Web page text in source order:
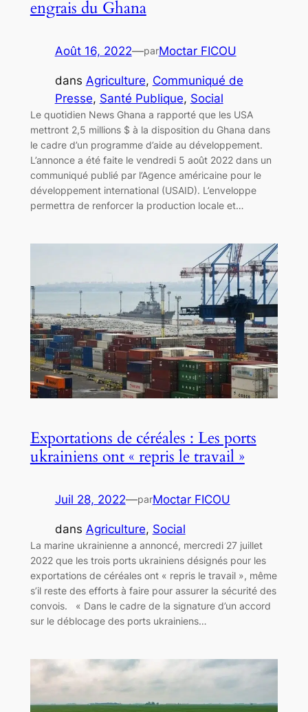
engrais du Ghana
Août 16, 2022—parMoctar FICOU
dans Agriculture, Communiqué de
Presse, Santé Publique, Social
Le quotidien News Ghana a rapporté que les USA
mettront 2,5 millions $ à la disposition du Ghana dans
le cadre d’un programme d’aide au développement.
L’annonce a été faite le vendredi 5 août 2022 dans un
communiqué publié par l’Agence américaine pour le
développement international (USAID). L’enveloppe
permettra de renforcer la production locale et…
Exportations de céréales : Les ports
ukrainiens ont « repris le travail »
Juil 28, 2022—parMoctar FICOU
dans Agriculture, Social
La marine ukrainienne a annoncé, mercredi 27 juillet
2022 que les trois ports ukrainiens désignés pour les
exportations de céréales ont « repris le travail », même
s’il reste des efforts à faire pour assurer la sécurité des
convois. « Dans le cadre de la signature d’un accord
sur le déblocage des ports ukrainiens…